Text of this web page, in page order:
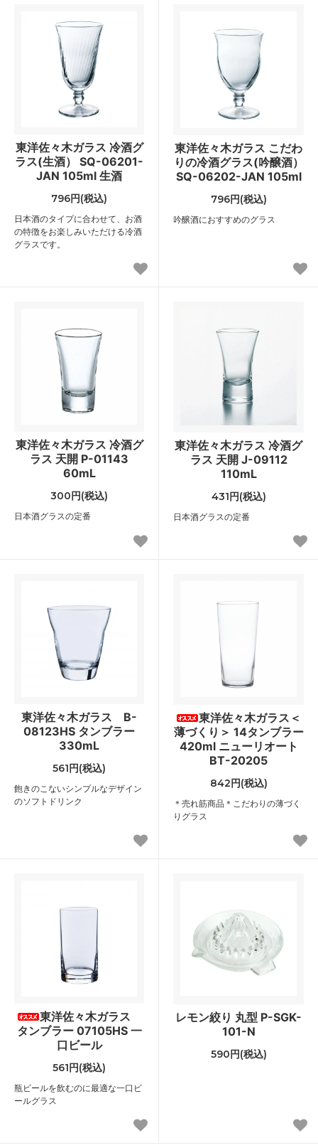
東洋佐々木ガラス 冷酒グ
ラス(生酒） SQ-06201-
JAN 105ml 生酒
796円(税込)
日本酒のタイプに合わせて、お酒
の特徴をお楽しみいただける冷酒
グラスです。
東洋佐々木ガラス こだわ
りの冷酒グラス(吟醸酒）
SQ-06202-JAN 105ml
796円(税込)
吟醸酒におすすめのグラス
東洋佐々木ガラス 冷酒グ
ラス 天開 P-01143
60mL
300円(税込)
日本酒グラスの定番
東洋佐々木ガラス 冷酒グ
ラス 天開 J-09112
110mL
431円(税込)
日本酒グラスの定番
東洋佐々木ガラス B-
08123HS タンブラー
330mL
561円(税込)
飽きのこないシンプルなデザイン
のソフトドリンク
東洋佐々木ガラス＜
薄づくり＞ 14タンブラー
420ml ニューリオート
BT-20205
842円(税込)
＊売れ筋商品＊こだわりの薄づく
りグラス
東洋佐々木ガラス
タンブラー 07105HS 一
口ビール
561円(税込)
瓶ビールを飲むのに最適な一口ビ
ールグラス
レモン絞り 丸型 P-SGK-
101-N
590円(税込)